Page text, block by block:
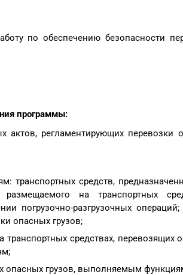
по обеспечению безопасности
программы:
актов, регламентирующих перевозки
транспортных средств,
на транспортных
погрузочно-разгрузочных
опасных грузов;
средствах, перевозящих
опасных грузов, выполняемым